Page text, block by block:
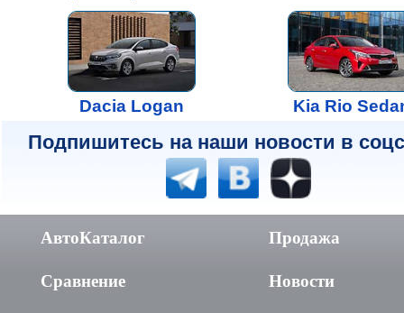
Dacia Logan Kia Rio
Подпишитесь на наши новости в
АвтоКаталог
Сравнение
Продажа
Новости